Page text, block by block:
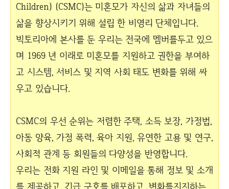
Children) (CSMC)는 미혼모가 자신의 삶과 자녀들의
삶을 향상시키기 위해 설립 한 비영리 단체입니다.
빅토리아에 본사를 둔 우리는 전국에 멤버를두고 있으
며 1969 년 이래로 미혼모를 지원하고 권한을 부여하
고 시스템, 서비스 및 지역 사회 태도 변화를 위해 싸
우고 있습니다.
CSMC의 우선 순위는 저렴한 주택, 소득 보장, 가정법,
아동 양육, 가정 폭력, 육아 지원, 유연한 고용 및 연구,
사회적 관계 등 회원들의 다양성을 반영합니다.
우리는 전화 지원 라인 및 이메일을 통해 정보 및 소개
를 제공하고, 긴급 구호를 배포하고, 변화를지지하는